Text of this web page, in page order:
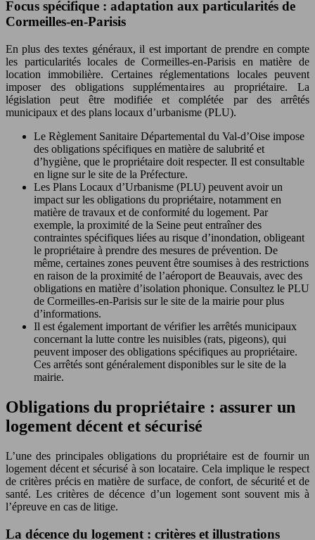
Focus spécifique : adaptation aux particularités de
Cormeilles-en-Parisis
En plus des textes généraux, il est important de prendre en compte
les particularités locales de Cormeilles-en-Parisis en matière de
location immobilière. Certaines réglementations locales peuvent
imposer des obligations supplémentaires au propriétaire. La
législation peut être modifiée et complétée par des arrêtés
municipaux et des plans locaux d’urbanisme (PLU).
Le Règlement Sanitaire Départemental du Val-d’Oise impose
des obligations spécifiques en matière de salubrité et
d’hygiène, que le propriétaire doit respecter. Il est consultable
en ligne sur le site de la Préfecture.
Les Plans Locaux d’Urbanisme (PLU) peuvent avoir un
impact sur les obligations du propriétaire, notamment en
matière de travaux et de conformité du logement. Par
exemple, la proximité de la Seine peut entraîner des
contraintes spécifiques liées au risque d’inondation, obligeant
le propriétaire à prendre des mesures de prévention. De
même, certaines zones peuvent être soumises à des restrictions
en raison de la proximité de l’aéroport de Beauvais, avec des
obligations en matière d’isolation phonique. Consultez le PLU
de Cormeilles-en-Parisis sur le site de la mairie pour plus
d’informations.
Il est également important de vérifier les arrêtés municipaux
concernant la lutte contre les nuisibles (rats, pigeons), qui
peuvent imposer des obligations spécifiques au propriétaire.
Ces arrêtés sont généralement disponibles sur le site de la
mairie.
Obligations du propriétaire : assurer un
logement décent et sécurisé
L’une des principales obligations du propriétaire est de fournir un
logement décent et sécurisé à son locataire. Cela implique le respect
de critères précis en matière de surface, de confort, de sécurité et de
santé. Les critères de décence d’un logement sont souvent mis à
l’épreuve en cas de litige.
La décence du logement : critères et illustrations